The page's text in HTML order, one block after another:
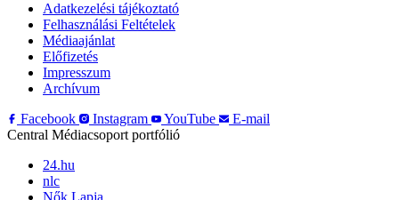
Adatkezelési tájékoztató
Felhasználási Feltételek
Médiaajánlat
Előfizetés
Impresszum
Archívum
Facebook
Instagram YouTube
E-mail
Central Médiacsoport portfólió
24.hu
nlc